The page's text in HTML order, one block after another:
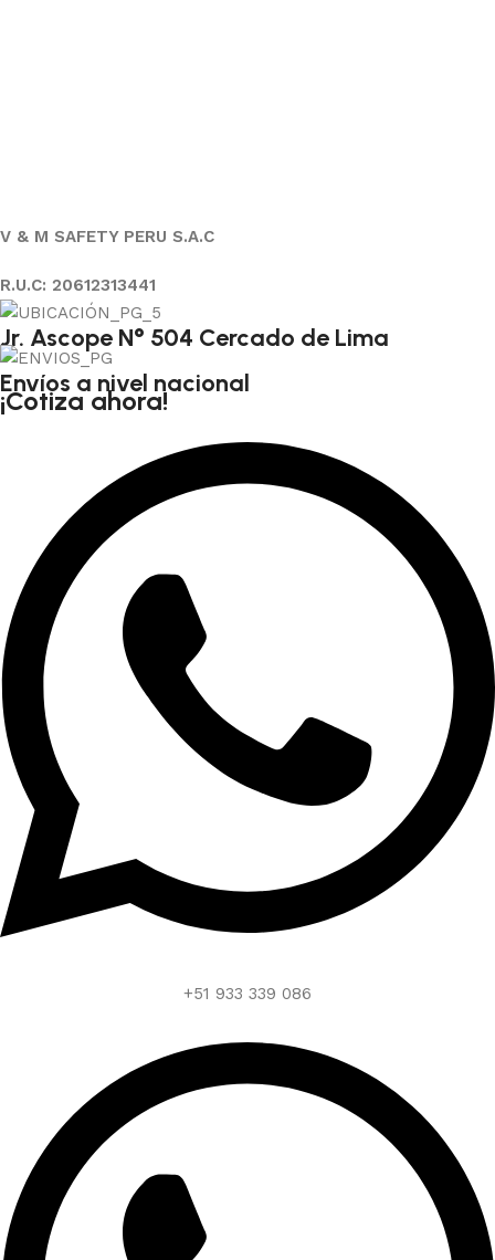
V & M SAFETY PERU S.A.C
R.U.C: 20612313441
Jr. Ascope N° 504 Cercado de Lima
Envíos a nivel nacional
¡Cotiza ahora!
+51 933 339 086